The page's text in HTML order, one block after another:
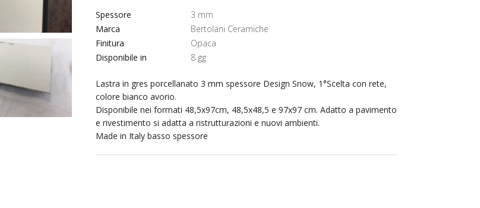
Spessore
3 mm
Marca
Bertolani Ceramiche
Finitura
Opaca
Disponibile in
8 gg
Lastra in gres porcellanato 3 mm spessore Design Snow, 1°Scelta con rete,
colore bianco avorio.
Disponibile nei formati 48,5x97cm, 48,5x48,5 e 97x97 cm. Adatto a pavimento
e rivestimento si adatta a ristrutturazioni e nuovi ambienti.
Made in Italy basso spessore